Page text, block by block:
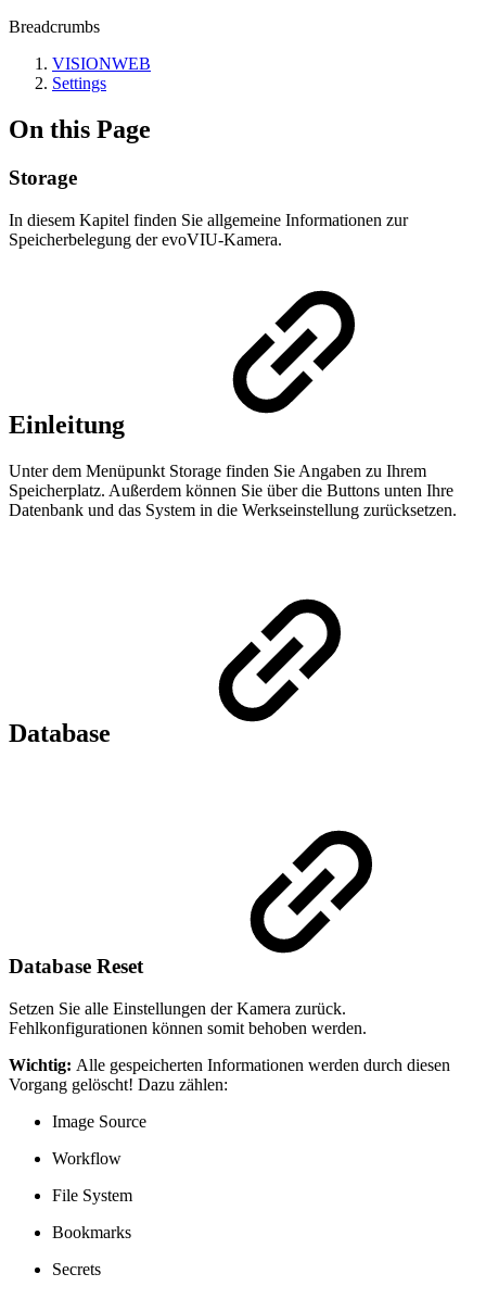
Breadcrumbs
VISIONWEB
Settings
On this Page
Storage
In diesem Kapitel finden Sie allgemeine Informationen zur
Speicherbelegung der evoVIU-Kamera.
Einleitung
Unter dem Menüpunkt Storage finden Sie Angaben zu Ihrem
Speicherplatz. Außerdem können Sie über die Buttons unten Ihre
Datenbank und das System in die Werkseinstellung zurücksetzen.
Database
Database Reset
Setzen Sie alle Einstellungen der Kamera zurück.
Fehlkonfigurationen können somit behoben werden.
Wichtig: Alle gespeicherten Informationen werden durch diesen
Vorgang gelöscht! Dazu zählen:
Image Source
Workflow
File System
Bookmarks
Secrets